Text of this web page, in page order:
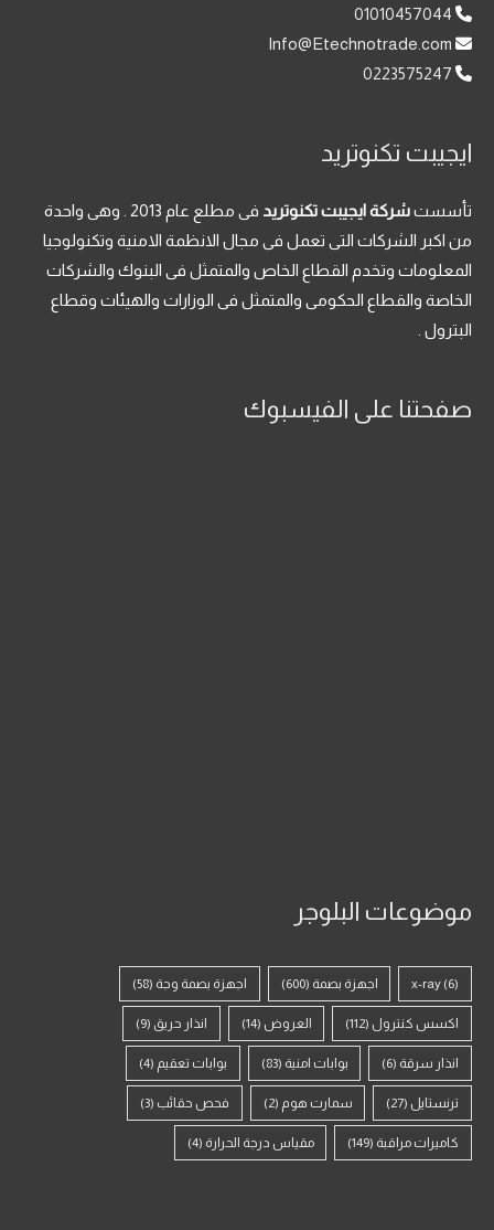
01010457044
Info@Etechnotrade.com
0223575247
ايجيبت تكنوتريد
تأسستشركة ايجيبت تكنوتريد
فى مطلع عام 2013 . وهى واحدة
من اكبر الشركات التى تعمل فى مجال الانظمة الامنية وتكنولوجيا
المعلومات وتخدم القطاع الخاص والمتمثل فى البنوك والشركات
الخاصة والقطاع الحكومى والمتمثل فى الوزارات والهيئات وقطاع
البترول .
صفحتنا على الفيسبوك
موضوعات البلوجر
x-ray(6) اجهزة بصمة(600) اجهزة بصمة وجة(58)
اكسس كنترول (112) العروض (14) انذار حريق(9)
انذار سرقة(6) بوابات امنية(83) بوابات تعقيم(4)
ترنستايل (27) سمارت هوم(2) فحص حقائب (3)
كاميرات مراقبة(149) مقياس درجة الحرارة(4)